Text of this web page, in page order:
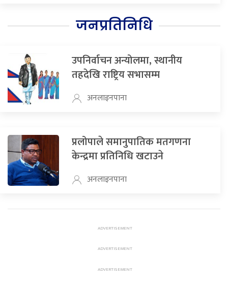
जनप्रतिनिधि
उपनिर्वाचन अन्योलमा, स्थानीय
तहदेखि राष्ट्रिय सभासम्म
अनलाइनपाना
प्रलोपाले समानुपातिक मतगणना
केन्द्रमा प्रतिनिधि खटाउने
अनलाइनपाना